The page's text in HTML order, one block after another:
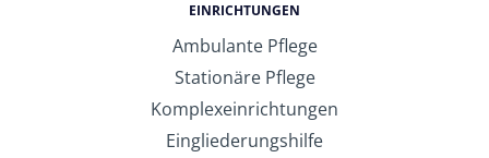
EINRICHTUNGEN
Ambulante Pflege
Stationäre Pflege
Komplexeinrichtungen
Eingliederungshilfe